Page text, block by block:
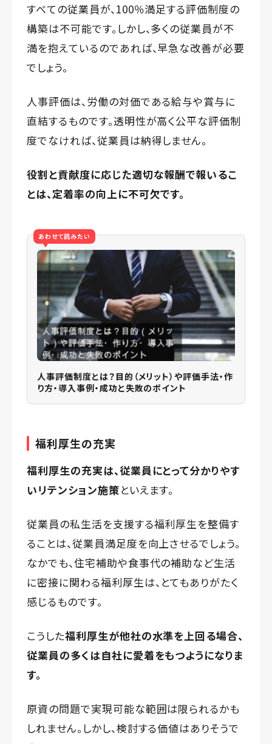
すべての従業員が、100％満足する評価制度の
構築は不可能です。しかし、多くの従業員が不
満を抱えているのであれば、早急な改善が必要
でしょう。
人事評価は、労働の対価である給与や賞与に
直結するものです。透明性が高く公平な評価制
度でなければ、従業員は納得しません。
役割と貢献度に応じた適切な報酬で報いるこ
とは、定着率の向上に不可欠です。
あわせて読みたい
人事評価制度とは？目的（メリット）や評価手法・作
り方・導入事例・成功と失敗のポイント
福利厚生の充実
福利厚生の充実は、従業員にとって分かりやす
いリテンション施策といえます。
従業員の私生活を支援する福利厚生を整備す
ることは、従業員満足度を向上させるでしょう。
なかでも、住宅補助や食事代の補助など生活
に密接に関わる福利厚生は、とてもありがたく
感じるものです。
こうした福利厚生が他社の水準を上回る場合、
従業員の多くは自社に愛着をもつようになりま
す。
原資の問題で実現可能な範囲は限られるかも
しれません。しかし、検討する価値はありそうで